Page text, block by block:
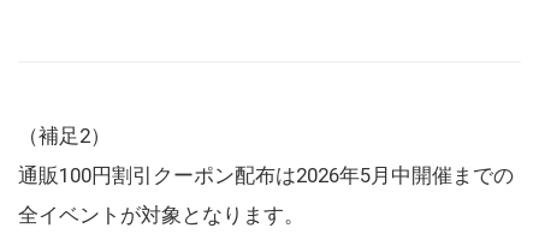
（補足2）
通販100円割引クーポン配布は2026年5月中開催までの
全イベントが対象となります。